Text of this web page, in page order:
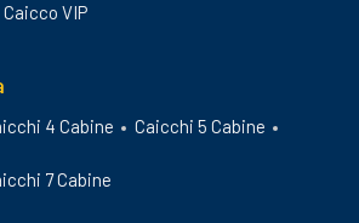
Caicco VIP
4 Cabine Caicchi 5 Cabine
7 Cabine